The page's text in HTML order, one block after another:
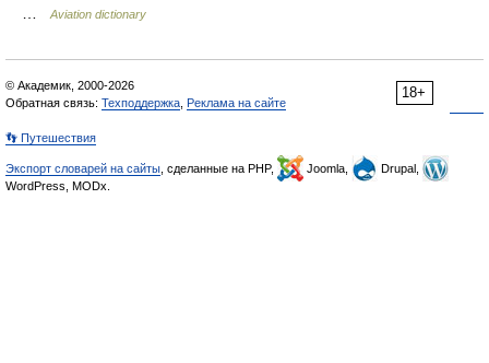
Aviation dictionary
18+
© Академик, 2000-2026
Обратная связь: Техподдержка Реклама на сайте
👣 Путешествия
Экспорт словарей на сайты , сделанные на PHP, Joomla,
Drupal,
WordPress, MODx.